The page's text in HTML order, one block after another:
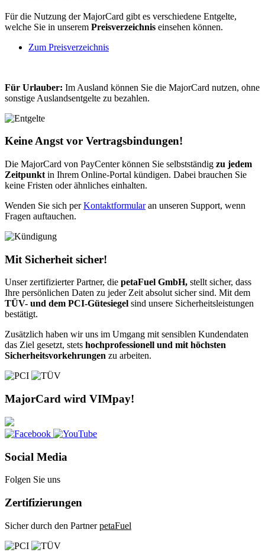
Für die Nutzung der MajorCard gibt es verschiedene Entgelte,
welche Sie in unserem Preisverzeichnis einsehen können.
Zum Preisverzeichnis
Für Urlauber: Im Ausland können Sie die MajorCard nutzen, ohne
sonstige Auslandsentgelte zu bezahlen.
Keine Angst vor Vertragsbindungen!
Die MajorCard von PayCenter können Sie selbstständig zu jedem
Zeitpunkt in Ihrem Online-Portal kündigen. Dabei brauchen Sie
keine Fristen oder ähnliches einhalten.
Wenden Sie sich perKontaktformularan unseren Support, wenn
Fragen auftauchen.
Mit Sicherheit sicher!
Unser zertifizierter Partner, die petaFuel GmbH, stellt sicher, dass
Ihre persönlichen Daten zu jeder Zeit absolut sicher sind. Mit dem
TÜV- und dem PCI-Gütesiegel sind unsere Sicherheitsleistungen
bestätigt.
Zusätzlich haben wir uns im Umgang mit sensiblen Kundendaten
das Ziel gesetzt, stets hochprofessionell und mit höchsten
Sicherheitsvorkehrungen zu arbeiten.
MajorCard wird VIMpay!
Social Media
Folgen Sie uns
Zertifizierungen
Sicher durch den PartnerpetaFuel